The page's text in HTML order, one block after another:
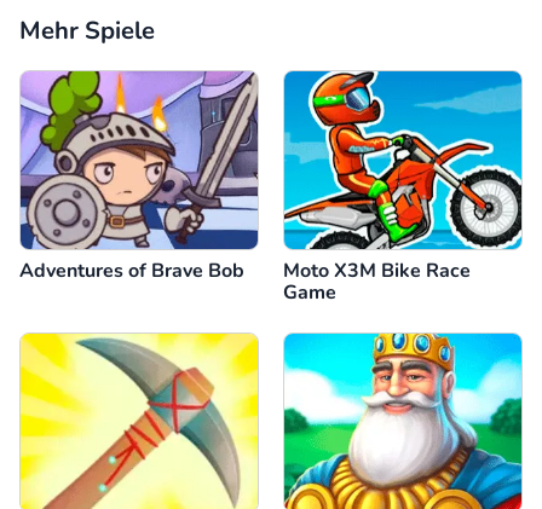
Mehr Spiele
Adventures of Brave Bob
Moto X3M Bike Race
Game